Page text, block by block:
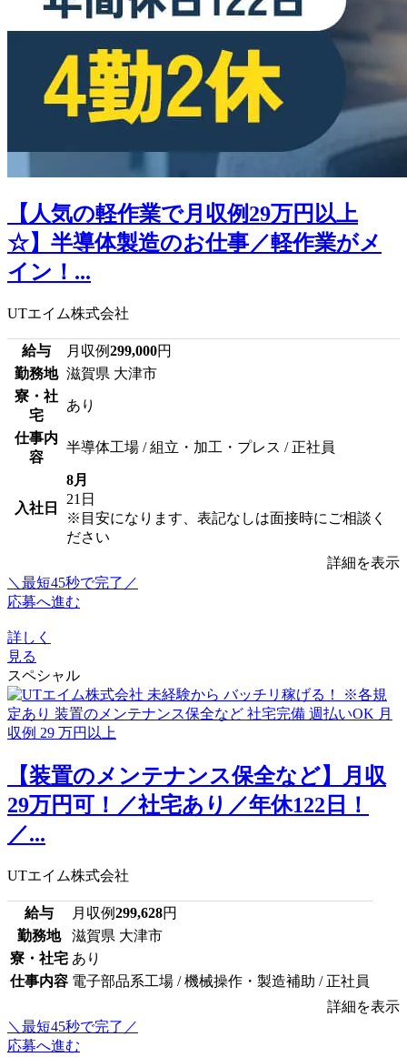
【人気の軽作業で月収例29万円以上
☆】半導体製造のお仕事／軽作業がメ
イン！...
UTエイム株式会社
給与 月収例299,000円
勤務地 滋賀県 大津市
寮・社
宅
あり
仕事内
容
半導体工場 / 組立・加工・プレス / 正社員
入社日
8月
21日
※目安になります、表記なしは面接時にご相談く
ださい
詳細を表示
＼最短45秒で完了／
応募へ進む
詳しく
見る
スペシャル
【装置のメンテナンス保全など】月収
29万円可！／社宅あり／年休122日！
／...
UTエイム株式会社
給与 月収例299,628円
勤務地
滋賀県 大津市
寮・社宅 あり
仕事内容 電子部品系工場 / 機械操作・製造補助 / 正社員
詳細を表示
＼最短45秒で完了／
応募へ進む